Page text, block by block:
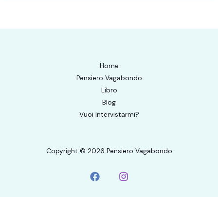
Home
Pensiero Vagabondo
Libro
Blog
Vuoi Intervistarmi?
Copyright © 2026 Pensiero Vagabondo